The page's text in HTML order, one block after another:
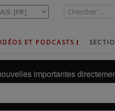
ET PODCASTS
importantes